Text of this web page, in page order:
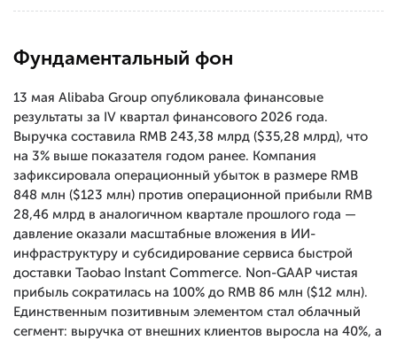
Фундаментальный фон
13 мая Alibaba Group опубликовала финансовые
результаты за IV квартал финансового 2026 года.
Выручка составила RMB 243,38 млрд ($35,28 млрд), что
на 3% выше показателя годом ранее. Компания
зафиксировала операционный убыток в размере RMB
848 млн ($123 млн) против операционной прибыли RMB
28,46 млрд в аналогичном квартале прошлого года —
давление оказали масштабные вложения в ИИ-
инфраструктуру и субсидирование сервиса быстрой
доставки Taobao Instant Commerce. Non-GAAP чистая
прибыль сократилась на 100% до RMB 86 млн ($12 млн).
Единственным позитивным элементом стал облачный
сегмент: выручка от внешних клиентов выросла на 40%, а